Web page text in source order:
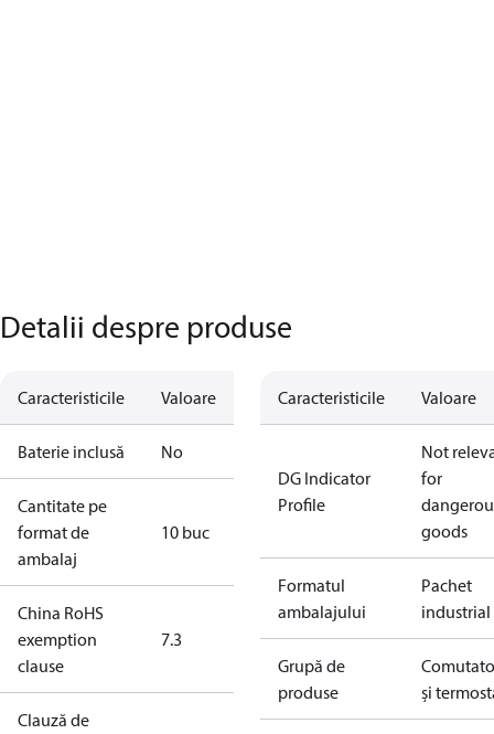
Detalii despre produse
Caracteristicile Valoare
Baterie inclusă No
Cantitate pe
format de
ambalaj
10 buc
China RoHS
exemption
clause
7.3
Clauză de
Caracteristicile Valoare
DG Indicator
Profile
Not
for
goods
Formatul
ambalajului
Pachet
industrial
Grupă de
produse
și